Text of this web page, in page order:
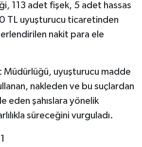
113 adet fişek, 5 adet hassas
TL uyuşturucu ticaretinden
nakit para ele
Müdürlüğü, uyuşturucu madde
nakleden ve bu suçlardan
eden şahıslara yönelik
süreceğini vurguladı.